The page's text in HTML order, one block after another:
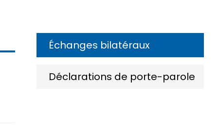
Échanges bilatéraux
Déclarations de porte-parole